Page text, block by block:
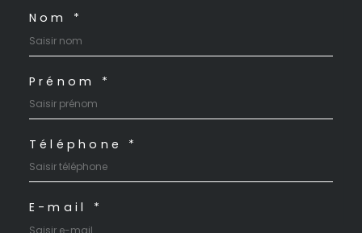
Nom *
Prénom *
Téléphone *
E-mail *